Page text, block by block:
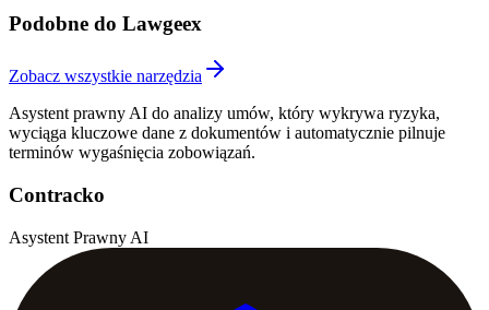
Podobne do Lawgeex
Zobacz wszystkie narzędzia
Asystent prawny AI do analizy umów, który wykrywa ryzyka,
wyciąga kluczowe dane z dokumentów i automatycznie pilnuje
terminów wygaśnięcia zobowiązań.
Contracko
Asystent Prawny AI